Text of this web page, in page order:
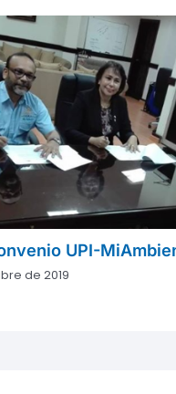
UPI-
de 2019